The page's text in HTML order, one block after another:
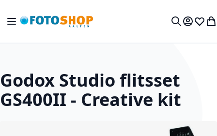
Toggle Nav
Mijn
Godox Studio flitsset
GS400II - Creative kit